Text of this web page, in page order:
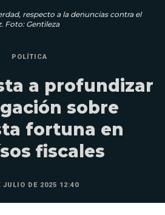
respecto a la denuncias contra el
Foto: Gentileza
POLÍTICA
a profundizar
sobre
fortuna en
fiscales
JULIO DE 2025 12:40